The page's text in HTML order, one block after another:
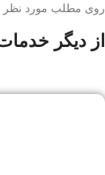
روی مطلب مورد نظر
از دیگر